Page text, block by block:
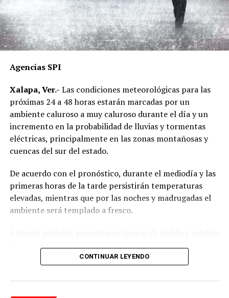
Agencias SPI
Xalapa, Ver.- Las condiciones meteorológicas para las
próximas 24 a 48 horas estarán marcadas por un
ambiente caluroso a muy caluroso durante el día y un
incremento en la probabilidad de lluvias y tormentas
eléctricas, principalmente en las zonas montañosas y
cuencas del sur del estado.
De acuerdo con el pronóstico, durante el mediodía y las
primeras horas de la tarde persistirán temperaturas
elevadas, mientras que por las noches y madrugadas el
ambiente será templado a fresco.
de manera aislada, reduciendo la visibilidad en algunas
Las precipitaciones estarán acompañadas de actividad
CONTINUAR LEYENDO